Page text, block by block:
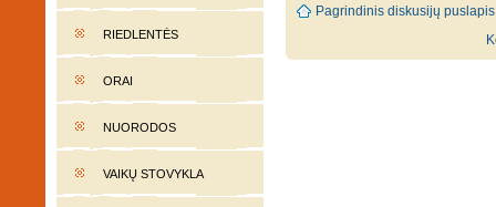
RIEDLENTĖS
ORAI
NUORODOS
VAIKŲ STOVYKLA
Pagrindinis diskusijų puslapis